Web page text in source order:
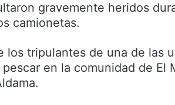
gravemente heridos
camionetas.
los tripulantes de una de las
en la comunidad de El